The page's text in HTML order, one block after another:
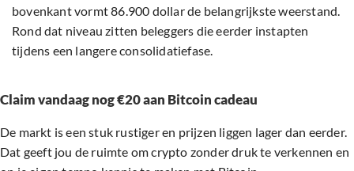
bovenkant vormt 86.900 dollar de belangrijkste weerstand.
Rond dat niveau zitten beleggers die eerder instapten
tijdens een langere consolidatiefase.
Claim vandaag nog €20 aan Bitcoin cadeau
De markt is een stuk rustiger en prijzen liggen lager dan eerder.
Dat geeft jou de ruimte om crypto zonder druk te verkennen en